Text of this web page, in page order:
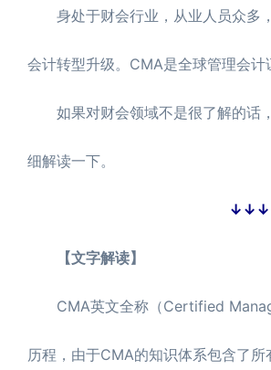
身处于财会行业，从业人员众多，
会计转型升级。CMA是全球管理会
如果对财会领域不是很了解的话，
细解读一下。
↓↓↓【
【文字解读】
CMA英文全称（Certified
历程，由于CMA的知识体系包含了